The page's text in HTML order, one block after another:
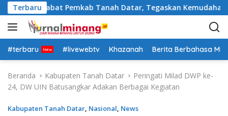
a
g
u
Terbaru
Pejabat Pemkab Tanah Datar, Tegaskan Kemudahan
#terbaru #livewebtv Khazanah Berita Berbahasa
Beranda Kabupaten Tanah Datar
Peringati Milad DWP ke-
24, DW UIN Batusangkar Adakan Berbagai Kegiatan
Kabupaten Tanah Datar, Nasional, News